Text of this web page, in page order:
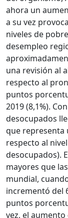
ahora un
a su vez
niveles de
desempleo
una revisión al
respecto al
puntos
2019 (8,1%).
desocupados
que representa
respecto al
desocupados).
mayores que
mundial,
incrementó del
puntos
vez, el